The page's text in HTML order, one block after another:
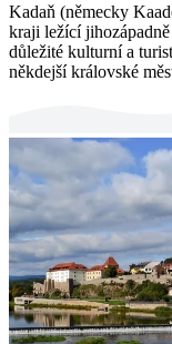
Kadaň (německy
kraji ležící
důležité kulturní a
někdejší královské